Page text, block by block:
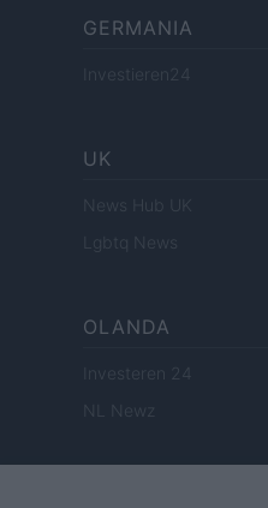
GERMANIA
Investieren24
UK
News Hub UK
Lgbtq News
OLANDA
Investeren 24
NL Newz